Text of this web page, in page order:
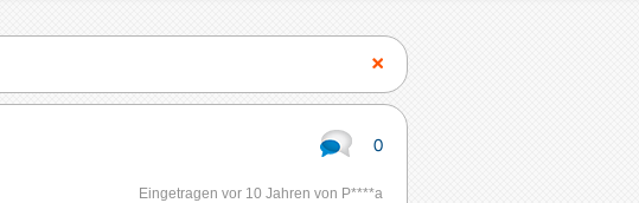
0
Eingetragen vor 10 Jahren von P****a